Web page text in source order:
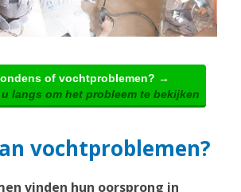
of vochtproblemen? →
langs om het probleem te bekijken
vochtproblemen?
vinden hun oorsprong in